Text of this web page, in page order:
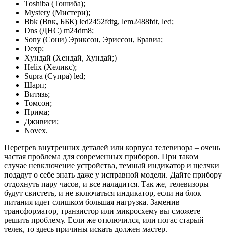
Toshiba (Тошиба);
Mystery (Мистери);
Bbk (Ввк, ББК) led2452fdtg, lem2488fdt, led;
Dns (ДНС) m24dm8;
Sony (Сони) Эриксон, Эриссон, Бравиа;
Dexp;
Xундай (Хендай, Хундай;)
Helix (Хеликс);
Supra (Супра) led;
Шарп;
Витязь;
Томсон;
Прима;
Дживиси;
Novex.
Перегрев внутренних деталей или корпуса телевизора – очень
частая проблема для современных приборов. При таком
случае невключение устройства, темный индикатор и щелчки
подадут о себе знать даже у исправной модели. Дайте прибору
отдохнуть пару часов, и все наладится. Так же, телевизоры
будут свистеть, и не включаться индикатор, если на блок
питания идет слишком большая нагрузка. Заменив
трансформатор, транзистор или микросхему вы сможете
решить проблему. Если же отключился, или погас старый
телек, то здесь причины искать должен мастер.